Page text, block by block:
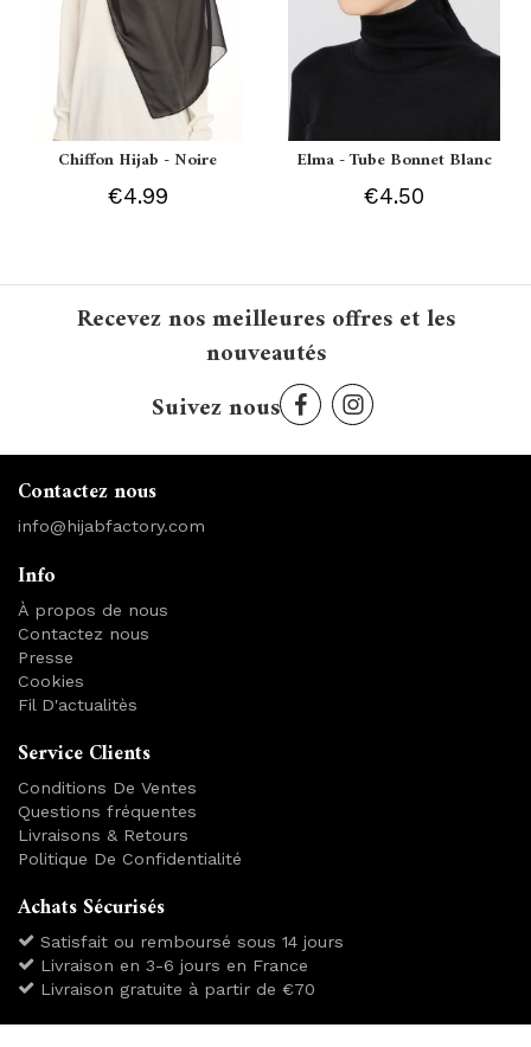
Chiffon Hijab - Noire
€4.99
Elma - Tube Bonnet Blanc
€4.50
Recevez nos meilleures offres et les
nouveautés
Suivez nous
Contactez nous
info@hijabfactory.com
Info
À propos de nous
Contactez nous
Presse
Cookies
Fil D'actualitès
Service Clients
Conditions De Ventes
Questions fréquentes
Livraisons & Retours
Politique De Confidentialité
Achats Sécurisés
Satisfait ou remboursé sous 14 jours
Livraison en 3-6 jours en France
Livraison gratuite à partir de €70